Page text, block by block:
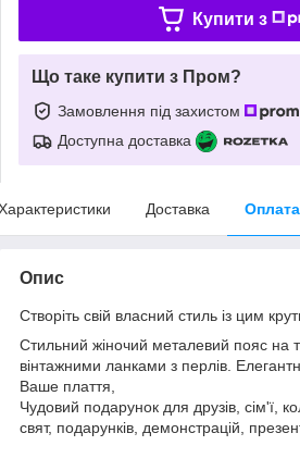
Купити з
Що таке купити з Пром?
Замовлення під захистом
Доступна доставка
Доставка Оплата
Опис
Створіть свій власний стиль із цим
Стильний жіночий металевий пояс на
вінтажними ланками з перлів.
Ваше плаття,
Чудовий подарунок для друзів, сім'ї,
свят, подарунків, демонстрацій,